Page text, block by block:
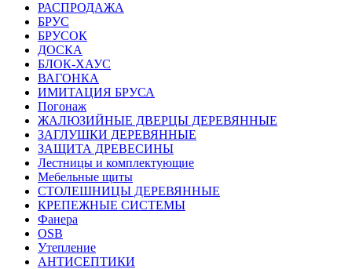
РАСПРОДАЖА
БРУС
БРУСОК
ДОСКА
БЛОК-ХАУС
ВАГОНКА
ИМИТАЦИЯ БРУСА
Погонаж
ЖАЛЮЗИЙНЫЕ ДВЕРЦЫ ДЕРЕВЯННЫЕ
ЗАГЛУШКИ ДЕРЕВЯННЫЕ
ЗАЩИТА ДРЕВЕСИНЫ
Лестницы и комплектующие
Мебельные щиты
СТОЛЕШНИЦЫ ДЕРЕВЯННЫЕ
КРЕПЕЖНЫЕ СИСТЕМЫ
Фанера
OSB
Утепление
АНТИСЕПТИКИ